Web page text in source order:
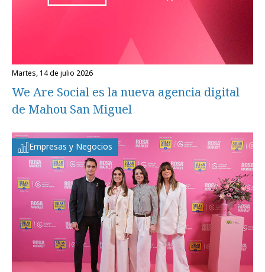
martes, 14 de julio 2026
We Are Social es la nueva agencia digital
de Mahou San Miguel
Empresas y Negocios